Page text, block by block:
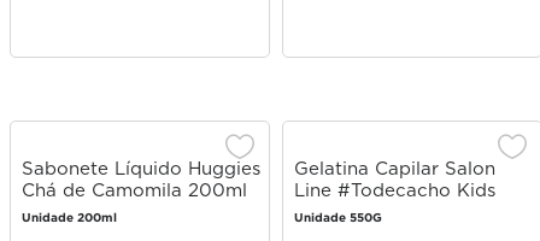
Sabonete Líquido Huggies
Chá de Camomila 200ml
Unidade 200ml
Gelatina Capilar Salon
Line #Todecacho Kids
Melancia 550g
Unidade 550G